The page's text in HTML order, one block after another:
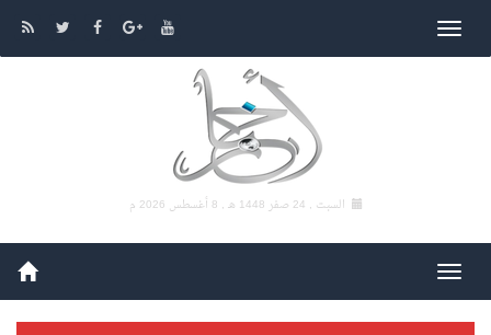
السبت , 24 صفر 1448 هـ , 8 أغسطس 2026 م